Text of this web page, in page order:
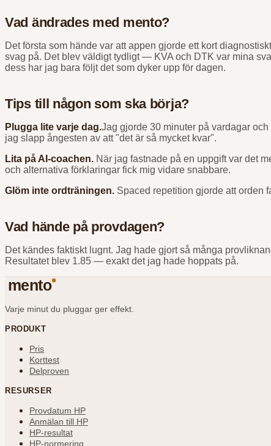
Vad ändrades med mento?
Det första som hände var att appen gjorde ett kort
svag på. Det blev väldigt tydligt — KVA och DTK var mina
dess har jag bara följt det som dyker upp för dagen.
Tips till någon som ska börja?
Plugga lite varje dag.Jag gjorde 30 minuter på vardagar
jag slapp ångesten av att "det är så mycket kvar".
Lita på AI-coachen. När jag fastnade på en uppgift var det
och alternativa förklaringar fick mig vidare snabbare.
Glöm inte ordträningen. Spaced repetition gjorde att orden
Vad hände på provdagen?
Det kändes faktiskt lugnt. Jag hade gjort så många
Resultatet blev 1.85 — exakt det jag hade hoppats på.
mento
Varje minut du pluggar ger effekt.
PRODUKT
Pris
Korttest
Delproven
RESURSER
Provdatum HP
Anmälan till HP
HP-resultat
HP-normering